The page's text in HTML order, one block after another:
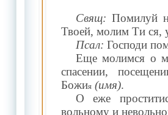
Свящ: Помилуй
Твоей, молим Ти
Псал: Господи
Еще молимся о
спасении,
Божия (имя).
О еже
вольному и